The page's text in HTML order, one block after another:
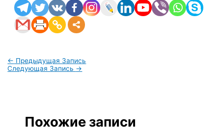
← Предыдущая Запись
Следующая Запись →
Похожие записи